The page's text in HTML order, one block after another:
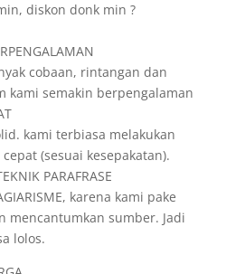
diskon donk min ?
cobaan, rintangan dan
kami semakin berpengalaman
kami terbiasa melakukan
(sesuai kesepakatan).
PARAFRASE
karena kami pake
mencantumkan sumber. Jadi
lolos.